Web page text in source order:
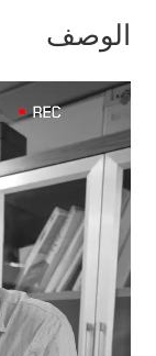
الوصف
مشغل
الفيديو